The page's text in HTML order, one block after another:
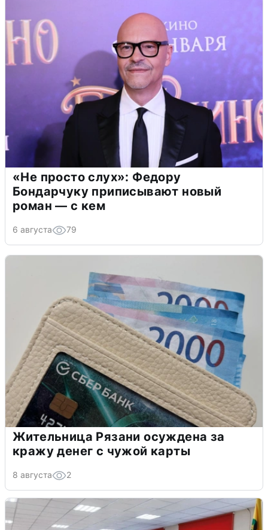
«Не просто слух»: Федору
Бондарчуку приписывают новый
роман — с кем
6 августа 79
Жительница Рязани осуждена за
кражу денег с чужой карты
8 августа 2